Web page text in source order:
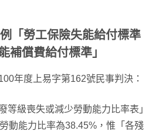
「勞工保險失能給付標準
補償費給付標準」
年度上易字第162號民事判決：
等級喪失或減少勞動能力比率表」
動能力比率為38.45%，惟「各殘